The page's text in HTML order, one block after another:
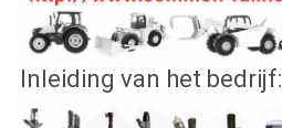
Inleiding van het bedrijf: